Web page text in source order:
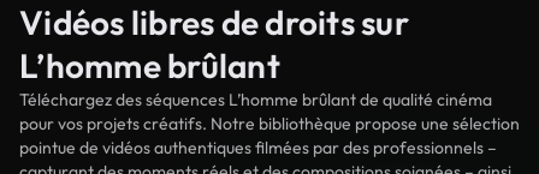
Vidéos libres de droits sur
L’homme brûlant
Téléchargez des séquences L’homme brûlant de qualité cinéma
pour vos projets créatifs. Notre bibliothèque propose une sélection
pointue de vidéos authentiques filmées par des professionnels –